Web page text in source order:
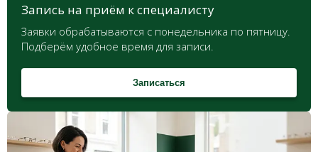
Запись на приём к специалисту
Заявки обрабатываются с понедельника по пятницу.
Подберём удобное время для записи.
Записаться